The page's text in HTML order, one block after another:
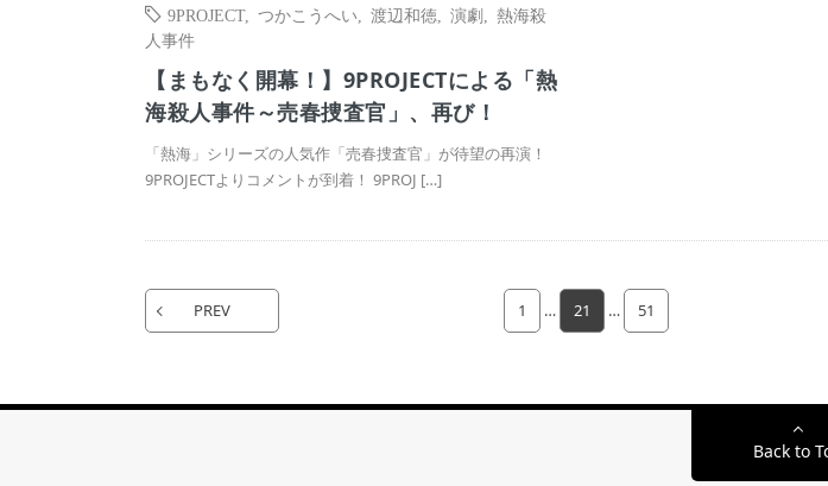
9PROJECT, つかこうへい 渡辺和徳 演劇
熱海殺
人事件
【まもなく開幕！】9PROJECTによる「熱
海殺人事件～売春捜査官」、再び！
「熱海」シリーズの人気作「売春捜査官」が待望の再演！
9PROJECTよりコメントが到着！ 9PROJ […]
PREV 1 … 21 … 51
Back to